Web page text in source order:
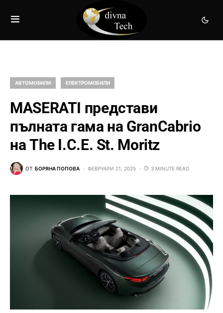
АВТОМОБИЛИ ЕЛЕКТРОМОБИЛИ
MASERATI представи
пълната гама на GranCabrio
на The I.C.E. St. Moritz
ОТ БОРЯНА ПОПОВА ФЕВРУАРИ 21, 2025 3 MINUTE READ